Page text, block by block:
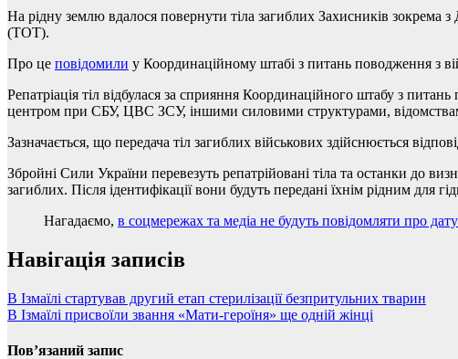
На рідну землю вдалося повернути тіла загиблих Захисників зокрема
(ТОТ).
Про це повідомили у Координаційному штабі з питань поводження з
Репатріація тіл відбулася за сприяння Координаційного штабу з
центром при СБУ, ЦВС ЗСУ, іншими силовими структурами,
Зазначається, що передача тіл загиблих військових здійснюється
Збройні Сили України перевезуть репатрійовані тіла та останки до
загиблих. Після ідентифікації вони будуть передані їхнім рідним для
Нагадаємо, в соцмережах та медіа не будуть повідомляти про
Навігація записів
В Ізмаїлі стартував другий етап стерилізації безпритульних тварин
В Ізмаїлі присвоїли звання «Мати-героїня» ще одній жінці
Пов’язаний запис